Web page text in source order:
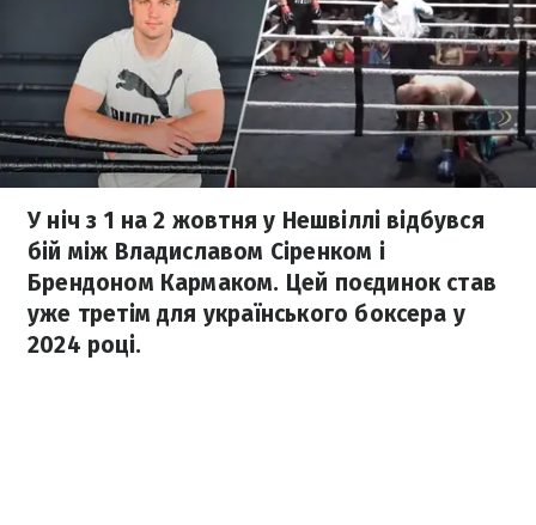
У ніч з 1 на 2 жовтня у Нешвіллі відбувся
бій між Владиславом Сіренком і
Брендоном Кармаком. Цей поєдинок став
уже третім для українського боксера у
2024 році.